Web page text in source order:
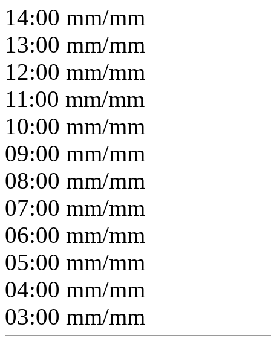
14:00 mm/mm
13:00 mm/mm
12:00 mm/mm
11:00 mm/mm
10:00 mm/mm
09:00 mm/mm
08:00 mm/mm
07:00 mm/mm
06:00 mm/mm
05:00 mm/mm
04:00 mm/mm
03:00 mm/mm